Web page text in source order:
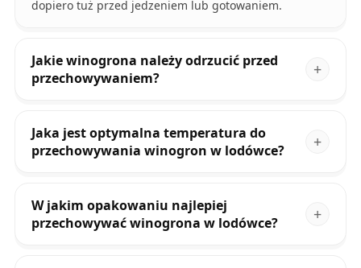
dopiero tuż przed jedzeniem lub gotowaniem.
Jakie winogrona należy odrzucić przed
przechowywaniem?
Jaka jest optymalna temperatura do
przechowywania winogron w lodówce?
W jakim opakowaniu najlepiej
przechowywać winogrona w lodówce?